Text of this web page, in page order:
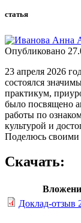
статья
Опубликовано
23 апреля 2026
состоялся
практикум,
было посвящено
работы по
культурой и
Поделюсь
Скачать:
Доклад-отзыв